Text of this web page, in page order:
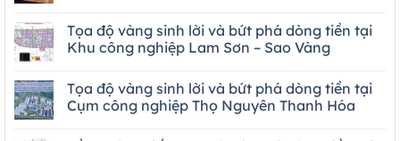
Tọa độ vàng sinh lời và bứt phá dòng tiền tại
Khu công nghiệp Lam Sơn – Sao Vàng
Tọa độ vàng sinh lời và bứt phá dòng tiền tại
Cụm công nghiệp Thọ Nguyên Thanh Hóa